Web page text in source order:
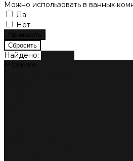
Можно использовать в ванных
Да
Нет
Найдено: